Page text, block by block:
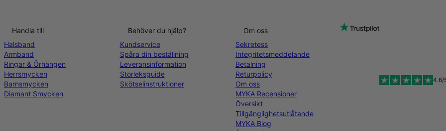
Handla till
Halsband
Armband
Ringar & Örhängen
Herrsmycken
Barnsmycken
Diamant Smycken
Behöver du hjälp?
Kundservice
Spåra din beställning
Leveransinformation
Storleksguide
Skötselinstruktioner
Om oss
Sekretess
Integritetsmeddelande
Betalning
Returpolicy
Om oss
MYKA Recensioner
Översikt
Tillgänglighetsutlåtande
MYKA Blog
4.6/